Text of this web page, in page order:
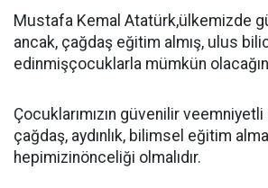
Mustafa Kemal Atatürk,ülkemizde
ancak, çağdaş eğitim almış, ulus
edinmişçocuklarla mümkün
Çocuklarımızın güvenilir
çağdaş, aydınlık, bilimsel eğitim
hepimizinönceliği olmalıdır.